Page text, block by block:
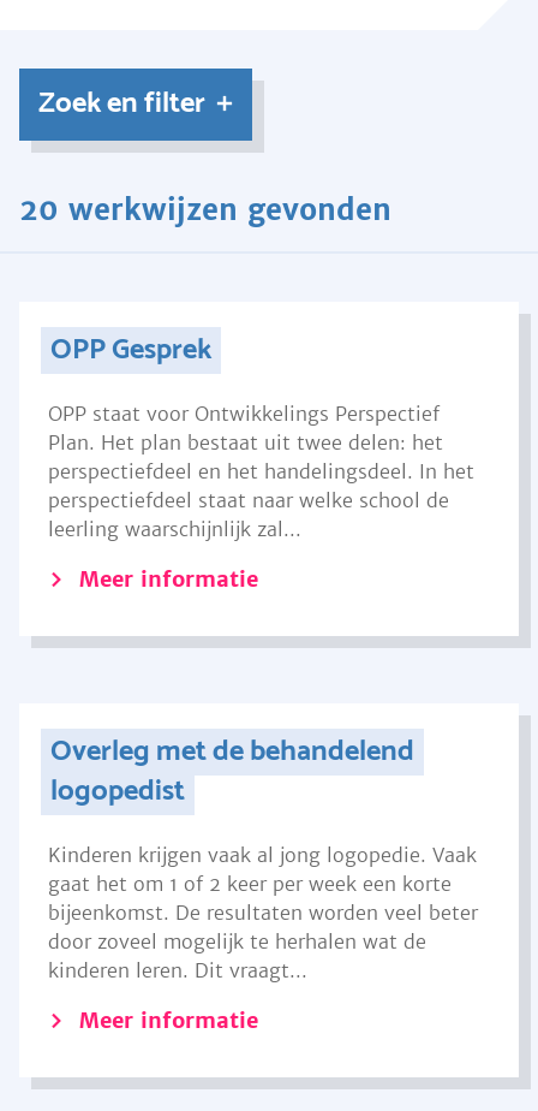
Zoek en filter
20 werkwijzen gevonden
OPP Gesprek
OPP staat voor Ontwikkelings Perspectief
Plan. Het plan bestaat uit twee delen: het
perspectiefdeel en het handelingsdeel. In het
perspectiefdeel staat naar welke school de
leerling waarschijnlijk zal...
Meer informatie
Overleg met de behandelend
logopedist
Kinderen krijgen vaak al jong logopedie. Vaak
gaat het om 1 of 2 keer per week een korte
bijeenkomst. De resultaten worden veel beter
door zoveel mogelijk te herhalen wat de
kinderen leren. Dit vraagt...
Meer informatie